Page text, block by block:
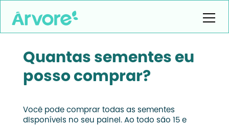
Quantas sementes eu
posso comprar?
Você pode comprar todas as sementes
disponíveis no seu painel. Ao todo são 15 e